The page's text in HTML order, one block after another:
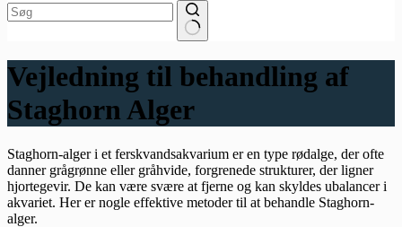
resultater
Vejledning til behandling af
Staghorn Alger
Staghorn-alger i et ferskvandsakvarium er en type rødalge, der ofte
danner grågrønne eller gråhvide, forgrenede strukturer, der ligner
hjortegevir. De kan være svære at fjerne og kan skyldes ubalancer i
akvariet. Her er nogle effektive metoder til at behandle Staghorn-
alger.